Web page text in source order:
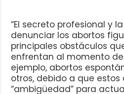
“El secreto profesional y
denunciar los abortos
principales obstáculos
enfrentan al momento
ejemplo, abortos
otros, debido a que
“ambigüedad” para